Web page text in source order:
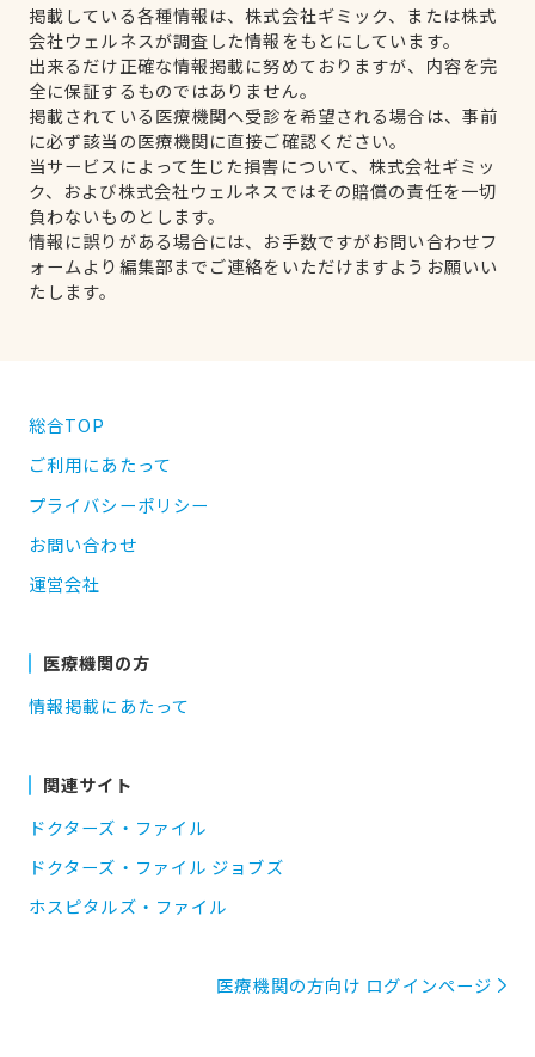
掲載している各種情報は、株式会社ギミック、または株式
会社ウェルネスが調査した情報をもとにしています。
出来るだけ正確な情報掲載に努めておりますが、内容を完
全に保証するものではありません。
掲載されている医療機関へ受診を希望される場合は、事前
に必ず該当の医療機関に直接ご確認ください。
当サービスによって生じた損害について、株式会社ギミッ
ク、および株式会社ウェルネスではその賠償の責任を一切
負わないものとします。
情報に誤りがある場合には、お手数ですがお問い合わせフ
ォームより編集部までご連絡をいただけますようお願いい
たします。
総合TOP
ご利用にあたって
プライバシーポリシー
お問い合わせ
運営会社
医療機関の方
情報掲載にあたって
関連サイト
ドクターズ・ファイル
ドクターズ・ファイル ジョブズ
ホスピタルズ・ファイル
医療機関の方向け ログインページ